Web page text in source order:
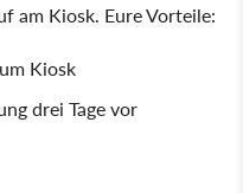
am Kiosk. Eure Vorteile:
Kiosk
drei Tage vor